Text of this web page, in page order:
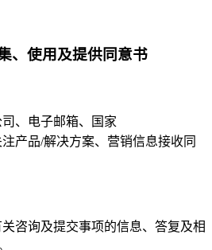
、使用及提供同意书
、电子邮箱、国家
产品/解决方案、营销信息接收同
咨询及提交事项的信息、答复及相